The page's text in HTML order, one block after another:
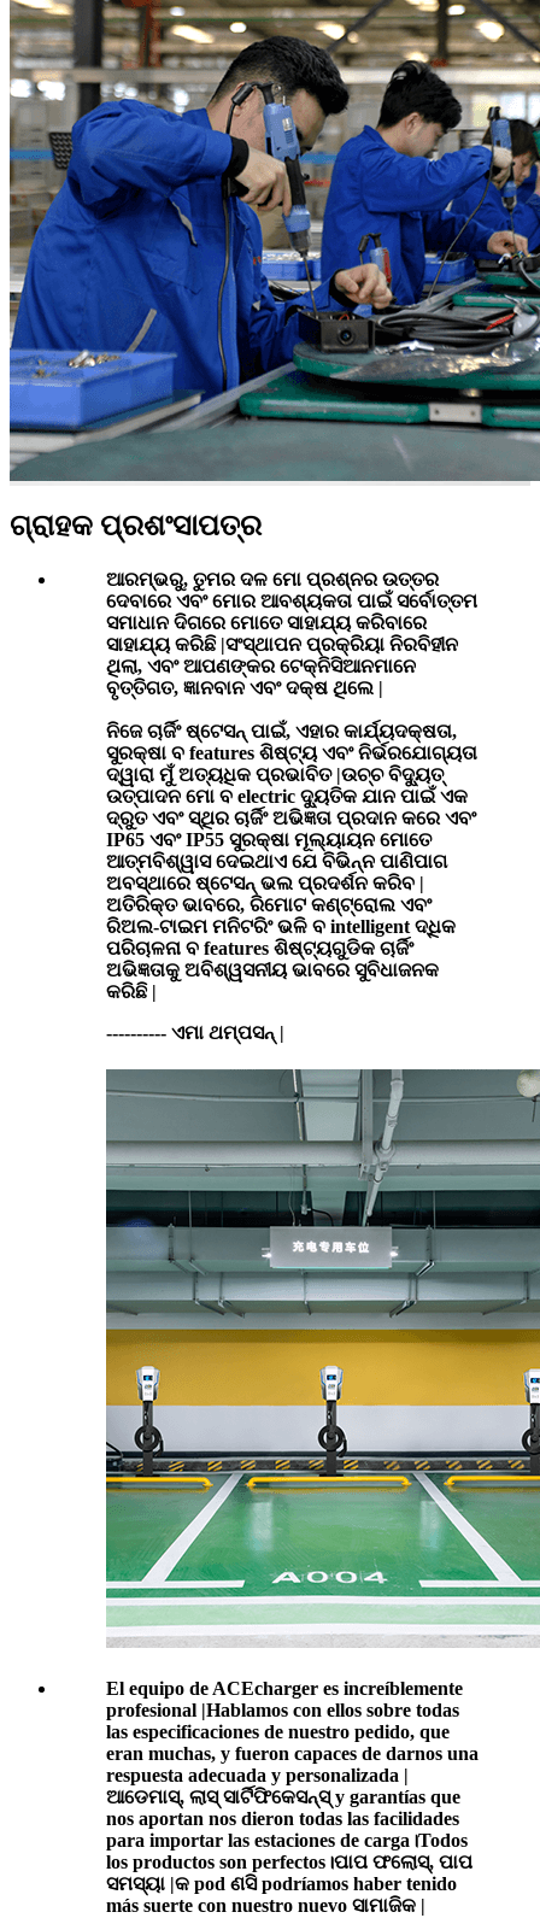
ଗ୍ରାହକ ପ୍ରଶଂସାପତ୍ର
ଆରମ୍ଭରୁ, ତୁମର ଦଳ ମୋ ପ୍ରଶ୍ନର ଉତ୍ତର
ଦେବାରେ ଏବଂ ମୋର ଆବଶ୍ୟକତା ପାଇଁ ସର୍ବୋତ୍ତମ
ସମାଧାନ ଦିଗରେ ମୋତେ ସାହାଯ୍ୟ କରିବାରେ
ସାହାଯ୍ୟ କରିଛି |ସଂସ୍ଥାପନ ପ୍ରକ୍ରିୟା ନିରବିହୀନ
ଥିଲା, ଏବଂ ଆପଣଙ୍କର ଟେକ୍ନିସିଆନମାନେ
ବୃତ୍ତିଗତ, ଜ୍ଞାନବାନ ଏବଂ ଦକ୍ଷ ଥିଲେ |
ନିଜେ ଚାର୍ଜିଂ ଷ୍ଟେସନ୍ ପାଇଁ, ଏହାର କାର୍ଯ୍ୟଦକ୍ଷତା,
ସୁରକ୍ଷା ବ features ଶିଷ୍ଟ୍ୟ ଏବଂ ନିର୍ଭରଯୋଗ୍ୟତା
ଦ୍ୱାରା ମୁଁ ଅତ୍ୟଧିକ ପ୍ରଭାବିତ |ଉଚ୍ଚ ବିଦ୍ୟୁତ୍
ଉତ୍ପାଦନ ମୋ ବ electric ଦ୍ୟୁତିକ ଯାନ ପାଇଁ ଏକ
ଦ୍ରୁତ ଏବଂ ସ୍ଥିର ଚାର୍ଜିଂ ଅଭିଜ୍ଞତା ପ୍ରଦାନ କରେ ଏବଂ
IP65 ଏବଂ IP55 ସୁରକ୍ଷା ମୂଲ୍ୟାୟନ ମୋତେ
ଆତ୍ମବିଶ୍ୱାସ ଦେଇଥାଏ ଯେ ବିଭିନ୍ନ ପାଣିପାଗ
ଅବସ୍ଥାରେ ଷ୍ଟେସନ୍ ଭଲ ପ୍ରଦର୍ଶନ କରିବ |
ଅତିରିକ୍ତ ଭାବରେ, ରିମୋଟ କଣ୍ଟ୍ରୋଲ ଏବଂ
ରିଅଲ-ଟାଇମ ମନିଟରିଂ ଭଳି ବ intelligent ଦ୍ଧିକ
ପରିଚାଳନା ବ features ଶିଷ୍ଟ୍ୟଗୁଡିକ ଚାର୍ଜିଂ
ଅଭିଜ୍ଞତାକୁ ଅବିଶ୍ୱସନୀୟ ଭାବରେ ସୁବିଧାଜନକ
କରିଛି |
---------- ଏମା ଥମ୍ପସନ୍ |
El equipo de ACEcharger es increíblemente
profesional |Hablamos con ellos sobre todas
las especificaciones de nuestro pedido, que
eran muchas, y fueron capaces de darnos una
respuesta adecuada y personalizada |
ଆଡେମାସ୍, ଲାସ୍ ସାର୍ଟିଫିକେସନ୍ସ୍ y garantías que
nos aportan nos dieron todas las facilidades
para importar las estaciones de carga।Todos
los productos son perfectos।ପାପ ଫଲୋସ୍, ପାପ
ସମସ୍ୟା |କ pod ଣସି podríamos haber tenido
más suerte con nuestro nuevo ସାମାଜିକ |